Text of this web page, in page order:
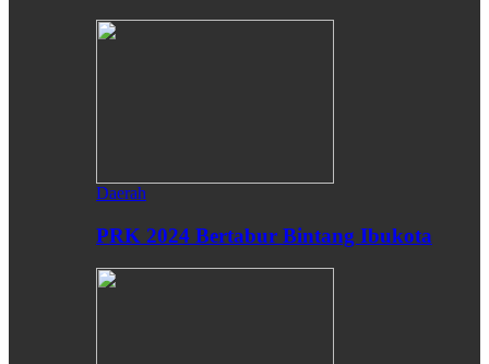
Daerah
PRK 2024 Bertabur Bintang Ibukota